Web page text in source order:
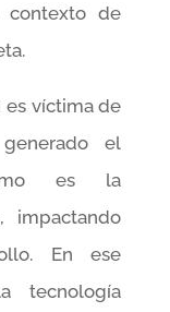
contexto de
es víctima de
el
es la
impactando
En ese
tecnología